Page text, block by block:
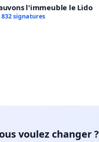
l'immeuble le Lido
832 signatures
voulez changer ?